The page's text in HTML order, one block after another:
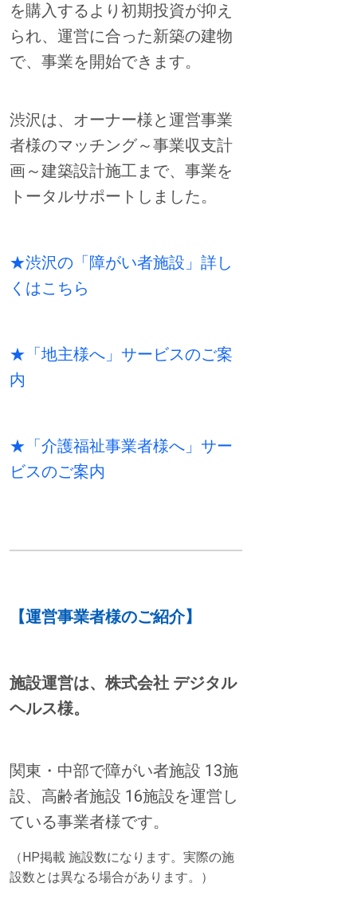
を購入するより初期投資が抑え
られ、運営に合った新築の建物
で、事業を開始できます。
渋沢は、オーナー様と運営事業
者様のマッチング～事業収支計
画～建築設計施工まで、事業を
トータルサポートしました。
★渋沢の「障がい者施設」詳し
くはこちら
★「地主様へ」サービスのご案
内
★「介護福祉事業者様へ」サー
ビスのご案内
【運営事業者様のご紹介】
施設運営は、株式会社 デジタル
ヘルス様。
関東・中部で障がい者施設 13施
設、高齢者施設 16施設を運営し
ている事業者様です。
（HP掲載 施設数になります。実際の施
設数とは異なる場合があります。）